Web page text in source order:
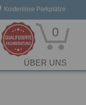
Kostenlose Parkplätze
0
ÜBER UNS